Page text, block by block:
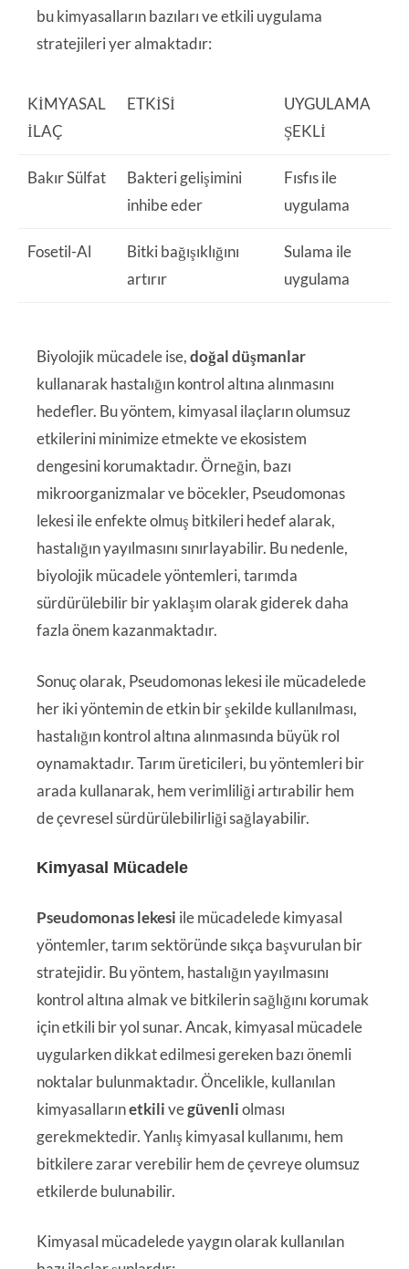
bu kimyasalların bazıları ve etkili uygulama
stratejileri yer almaktadır:
KIMYASAL
İLAÇ
ETKISI
UYGULAMA
ŞEKLI
Bakır Sülfat
Bakteri gelişimini
inhibe eder
Fısfıs ile
uygulama
Fosetil-Al
Bitki bağışıklığını
artırır
Sulama ile
uygulama
Biyolojik mücadele ise,doğal düşmanlar
kullanarak hastalığın kontrol altına alınmasını
hedefler. Bu yöntem, kimyasal ilaçların olumsuz
etkilerini minimize etmekte ve ekosistem
dengesini korumaktadır. Örneğin, bazı
mikroorganizmalar ve böcekler, Pseudomonas
lekesi ile enfekte olmuş bitkileri hedef alarak,
hastalığın yayılmasını sınırlayabilir. Bu nedenle,
biyolojik mücadele yöntemleri, tarımda
sürdürülebilir bir yaklaşım olarak giderek daha
fazla önem kazanmaktadır.
Sonuç olarak, Pseudomonas lekesi ile mücadelede
her iki yöntemin de etkin bir şekilde kullanılması,
hastalığın kontrol altına alınmasında büyük rol
oynamaktadır. Tarım üreticileri, bu yöntemleri bir
arada kullanarak, hem verimliliği artırabilir hem
de çevresel sürdürülebilirliği sağlayabilir.
Kimyasal Mücadele
Pseudomonas lekesi ile mücadelede kimyasal
yöntemler, tarım sektöründe sıkça başvurulan bir
stratejidir. Bu yöntem, hastalığın yayılmasını
kontrol altına almak ve bitkilerin sağlığını korumak
için etkili bir yol sunar. Ancak, kimyasal mücadele
uygularken dikkat edilmesi gereken bazı önemli
noktalar bulunmaktadır. Öncelikle, kullanılan
kimyasallarınetkilivegüvenliolması
gerekmektedir. Yanlış kimyasal kullanımı, hem
bitkilere zarar verebilir hem de çevreye olumsuz
etkilerde bulunabilir.
Kimyasal mücadelede yaygın olarak kullanılan